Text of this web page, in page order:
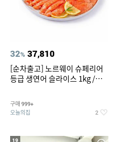
32% 37,810
[순차출고] 노르웨이 슈페리어
등급 생연어 슬라이스 1kg /
구매 999+
오늘의집 2
19